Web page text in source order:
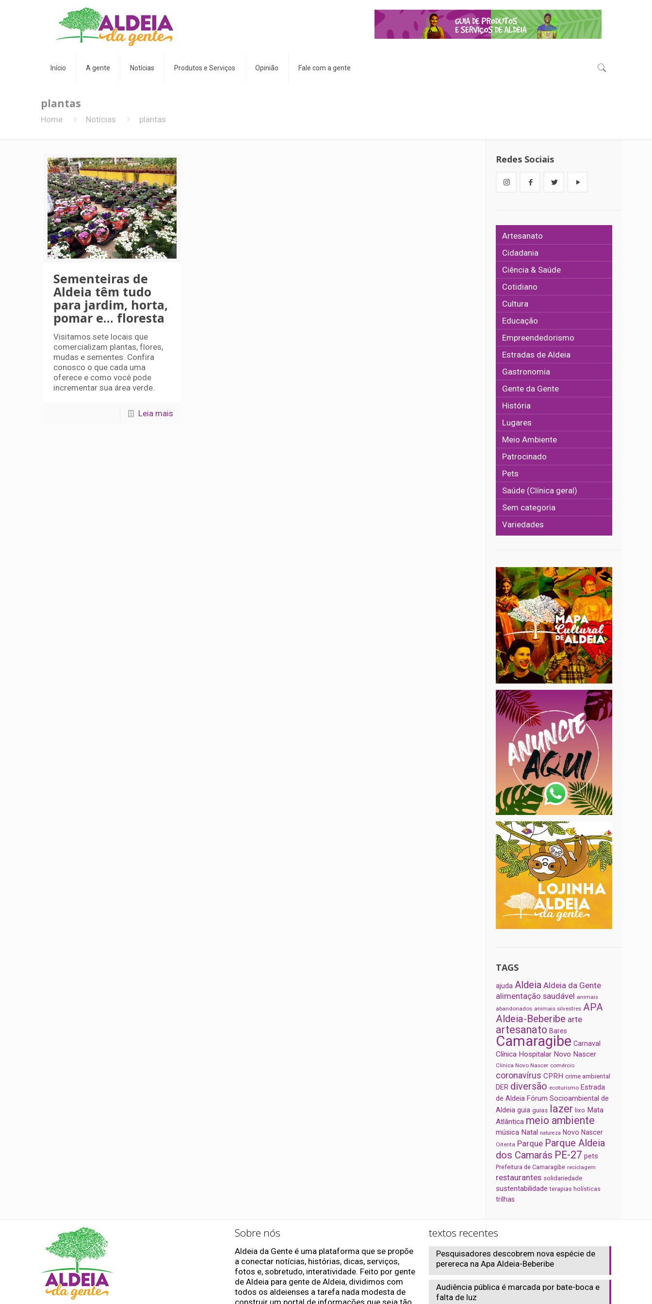
Início A gente Notícias Produtos e Serviços Opinião Fale com a gente
plantas
Home Notícias plantas
Sementeiras de
Aldeia têm tudo
para jardim, horta,
pomar e… floresta
Visitamos sete locais que
comercializam plantas, flores,
mudas e sementes. Confira
conosco o que cada uma
oferece e como você pode
incrementar sua área verde.
Leia mais
Redes Sociais
Artesanato
Cidadania
Ciência & Saúde
Cotidiano
Cultura
Educação
Empreendedorismo
Estradas de Aldeia
Gastronomia
Gente da Gente
História
Lugares
Meio Ambiente
Patrocinado
Pets
Saúde (Clínica geral)
Sem categoria
Variedades
TAGS
ajuda Aldeia Aldeia da Gente
alimentação saudável animais
abandonados animais silvestres APA
Aldeia-Beberibe arte
artesanato Bares
Camaragibe Carnaval
Clínica Hospitalar Novo Nascer
Clínica Novo Nascer comércio
coronavírus CPRH crime ambiental
DER diversão ecoturismo Estrada
de Aldeia Fórum Socioambiental de
Aldeia guia guias lazer lixo Mata
Atlântica meio ambiente
música Natal natureza Novo Nascer
Oitenta Parque Parque Aldeia
dos Camarás PE-27 pets
Prefeitura de Camaragibe reciclagem
restaurantes solidariedade
sustentabilidade terapias holísticas
trilhas
Sobre nós
Aldeia da Gente é uma plataforma que se propõe
a conectar notícias, histórias, dicas, serviços,
fotos e, sobretudo, interatividade. Feito por gente
de Aldeia para gente de Aldeia, dividimos com
todos os aldeienses a tarefa nada modesta de
construir um portal de informações que seja tão
textos recentes
Pesquisadores descobrem nova espécie de
perereca na Apa Aldeia-Beberibe
Audiência pública é marcada por bate-boca e
falta de luz